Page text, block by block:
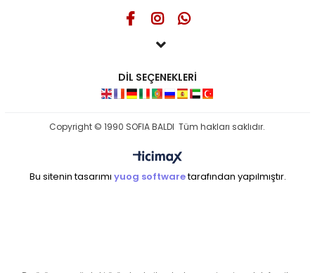
DİL SEÇENEKLERİ
Copyright © 1990 SOFIA BALDI Tüm hakları saklıdır.
Bu sitenin tasarımı yuog softwaretarafından yapılmıştır.